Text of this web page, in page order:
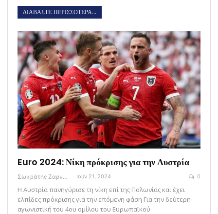
ΔΙΑΒΑΣΤΕ ΠΕΡΙΣΣΟΤΕΡΑ...
Euro 2024: Νίκη πρόκρισης για την Αυστρία
Σωκράτης Ζαρναβέλης Ιούν 21, 2024 0
H Αυστρία πανηγύρισε τη νίκη επί της Πολωνίας και έχει
ελπίδες πρόκρισης για την επόμενη φάση Για την δεύτερη
αγωνιστική του 4ου ομίλου του Ευρωπαϊκού